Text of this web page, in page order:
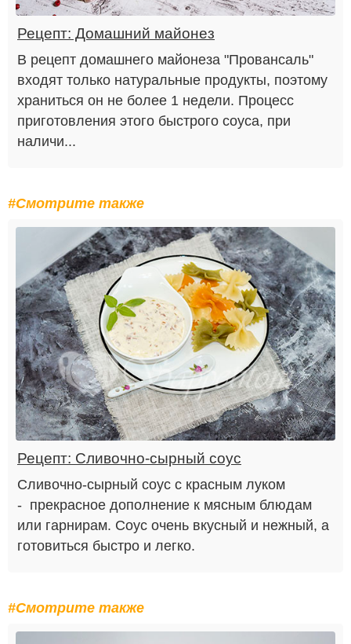
Рецепт: Домашний майонез
В рецепт домашнего майонеза "Провансаль"
входят только натуральные продукты, поэтому
храниться он не более 1 недели. Процесс
приготовления этого быстрого соуса, при
наличи...
#Смотрите также
Рецепт: Сливочно-сырный соус
Сливочно-сырный соус с красным луком
- прекрасное дополнение к мясным блюдам
или гарнирам. Соус очень вкусный и нежный, а
готовиться быстро и легко.
#Смотрите также